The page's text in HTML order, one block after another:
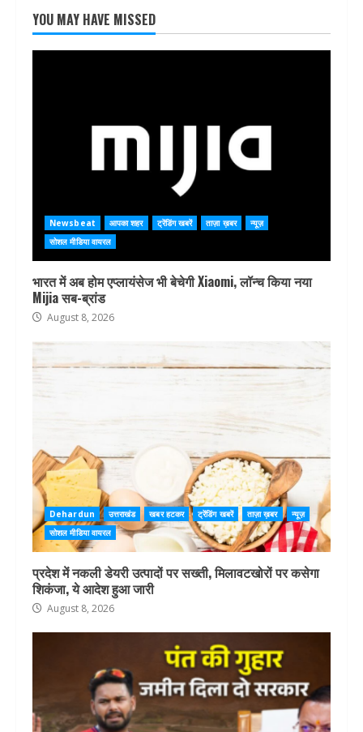
YOU MAY HAVE MISSED
Newsbeat आपका शहर ट्रेंडिंग खबरें ताज़ा ख़बर
न्यूज़
सोशल मीडिया वायरल
भारत में अब होम एप्लायंसेज भी बेचेगी Xiaomi, लॉन्च किया नया
Mijia सब-ब्रांड
August 8, 2026
Dehardun उत्तराखंड खबर हटकर ट्रेंडिंग खबरें ताज़ा ख़बर
न्यूज़
सोशल मीडिया वायरल
प्रदेश में नकली डेयरी उत्पादों पर सख्ती, मिलावटखोरों पर कसेगा
शिकंजा, ये आदेश हुआ जारी
August 8, 2026